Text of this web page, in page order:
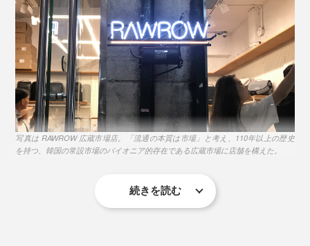
「TSAロック」とは、アメリカ運輸保安局によって認
可・容認されたロック方式。
アメリカ合衆国をはじめ、世界各国60以上の空港で、ス
ーツケースに施錠しないことが求められており、鍵をか
けている場合は壊して検査することが認められていま
写真は RAWROW 広蔵市場店。「流通の本質は市場」と考え、110年以上の歴史
を持つ、韓国の常設市場のパイオニア的存在である広蔵市場に店舗を構えた。
続きを読む